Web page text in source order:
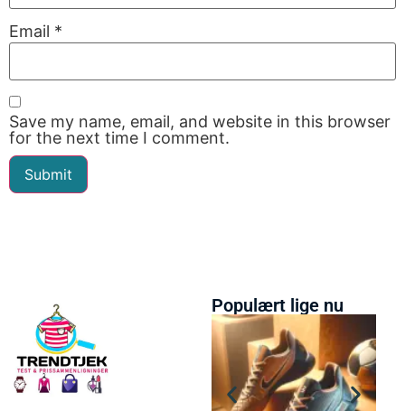
Email *
Save my name, email, and website in this browser
for the next time I comment.
Populært lige nu